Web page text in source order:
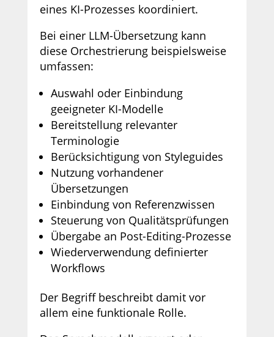
eines KI-Prozesses koordiniert.
Bei einer LLM-Übersetzung kann
diese Orchestrierung beispielsweise
umfassen:
Auswahl oder Einbindung
geeigneter KI-Modelle
Bereitstellung relevanter
Terminologie
Berücksichtigung von Styleguides
Nutzung vorhandener
Übersetzungen
Einbindung von Referenzwissen
Steuerung von Qualitätsprüfungen
Übergabe an Post-Editing-Prozesse
Wiederverwendung definierter
Workflows
Der Begriff beschreibt damit vor
allem eine funktionale Rolle.